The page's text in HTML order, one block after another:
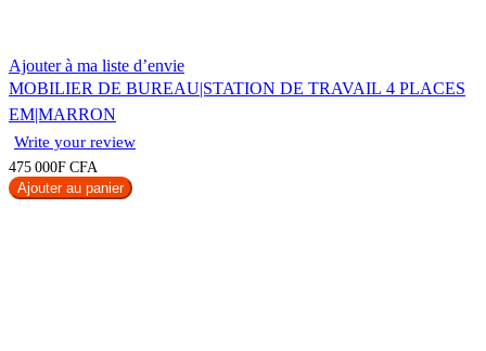
Ajouter à ma liste d’envie
MOBILIER DE BUREAU|STATION DE TRAVAIL 4 PLACES
EM|MARRON
Write your review
475 000F CFA
Ajouter au panier